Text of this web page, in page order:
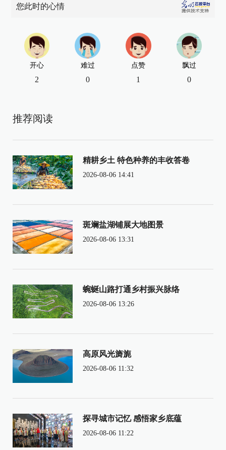
您此时的心情
开心
2
难过
0
点赞
1
飘过
0
推荐阅读
精耕乡土 特色种养的丰收答卷
2026-08-06 14:41
斑斓盐湖铺展大地图景
2026-08-06 13:31
蜿蜒山路打通乡村振兴脉络
2026-08-06 13:26
高原风光旖旎
2026-08-06 11:32
探寻城市记忆 感悟家乡底蕴
2026-08-06 11:22